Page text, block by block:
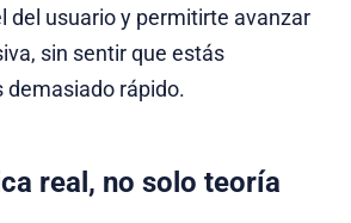
del usuario y permitirte avanzar
sin sentir que estás
demasiado rápido.
real, no solo teoría